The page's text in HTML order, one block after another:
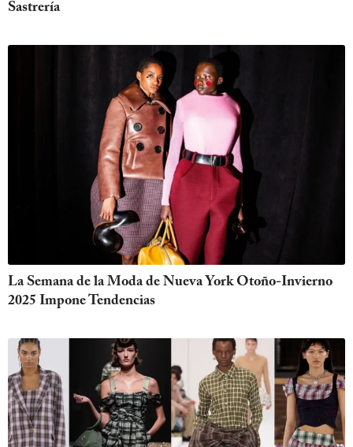
Sastrería
La Semana de la Moda de Nueva York Otoño-Invierno
2025 Impone Tendencias